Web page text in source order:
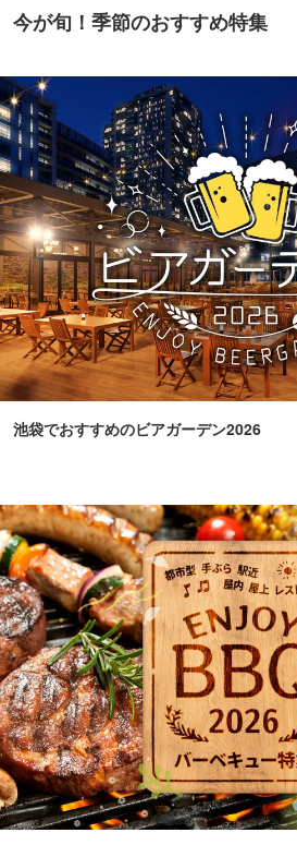
今が旬！季節のおすすめ特集
池袋でおすすめのビアガーデン2026